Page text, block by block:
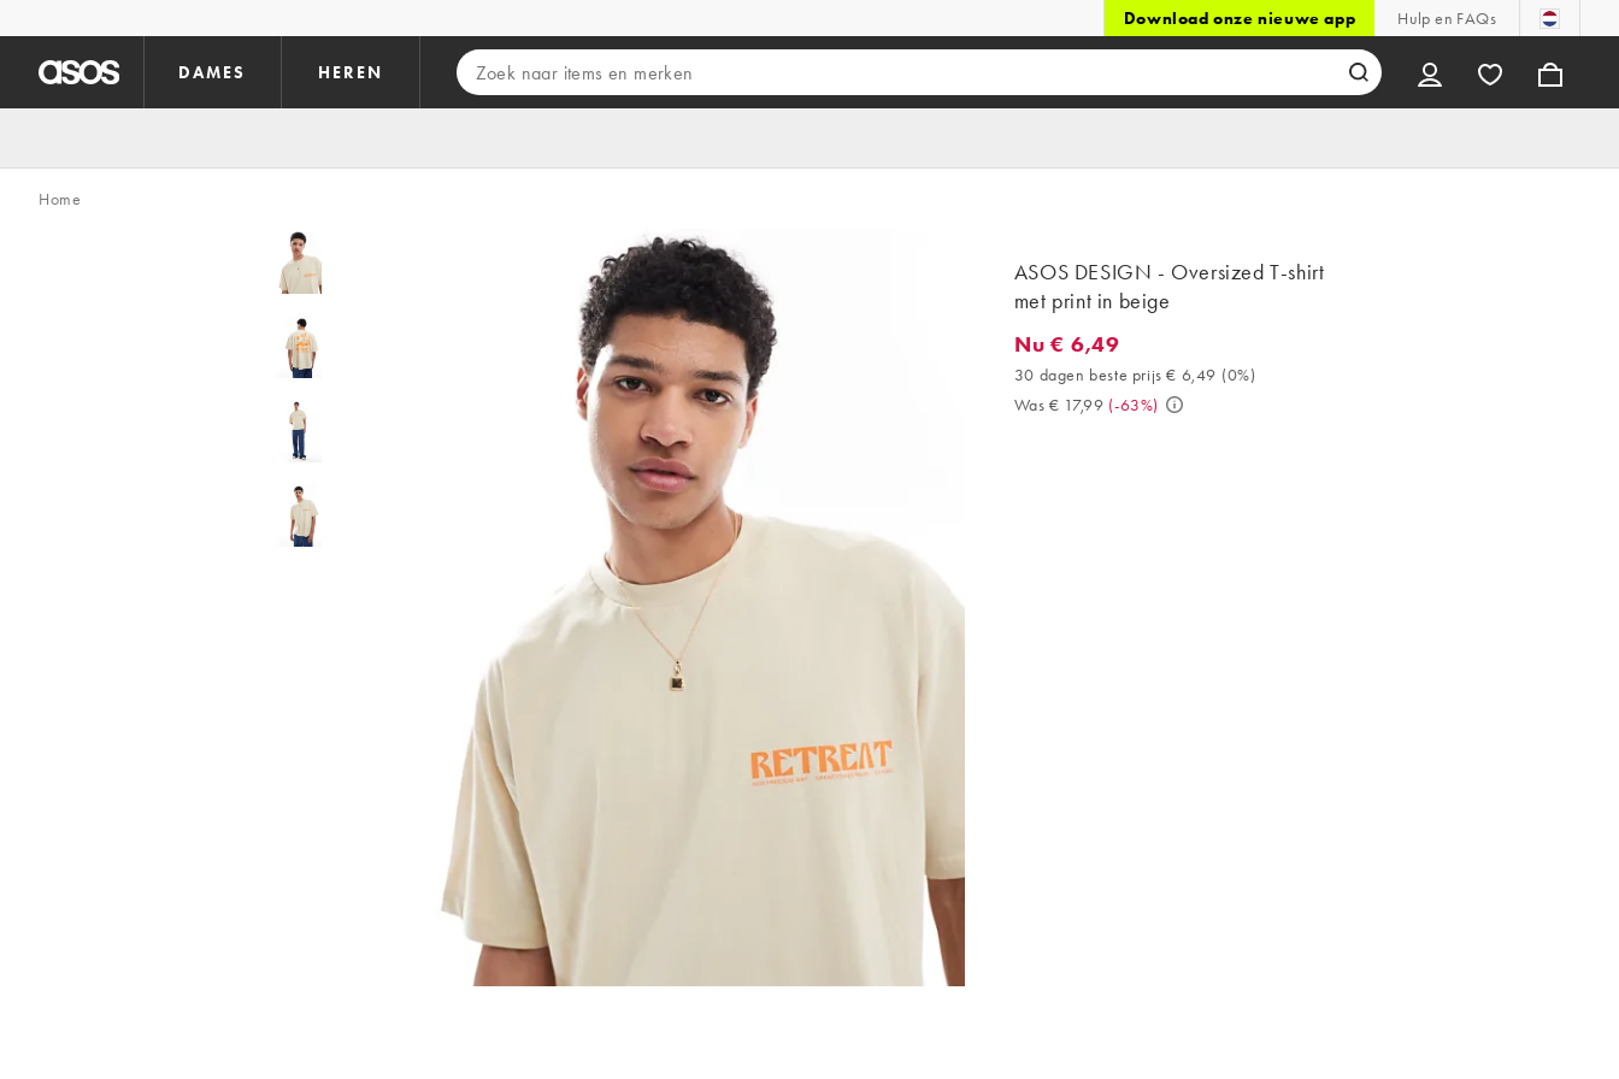
Download onze nieuwe app Hulp en FAQs
DAMES HEREN
Home
ASOS DESIGN - Oversized T-shirt
met print in beige
Nu € 6,49. 30 dagen beste prijs € 6,49 (0%). Was € 17,99. (-63%)
Nu € 6,49
30 dagen beste prijs € 6,49 (0%)
Was € 17,99 (-63%)